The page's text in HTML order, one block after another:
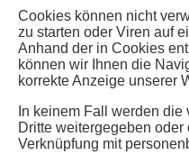
Cookies können nicht
zu starten oder Viren auf
Anhand der in Cookies
können wir Ihnen die
korrekte Anzeige unserer
In keinem Fall werden
Dritte weitergegeben
Verknüpfung mit